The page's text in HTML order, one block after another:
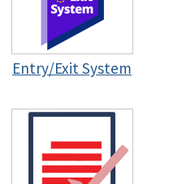
Entry/Exit System